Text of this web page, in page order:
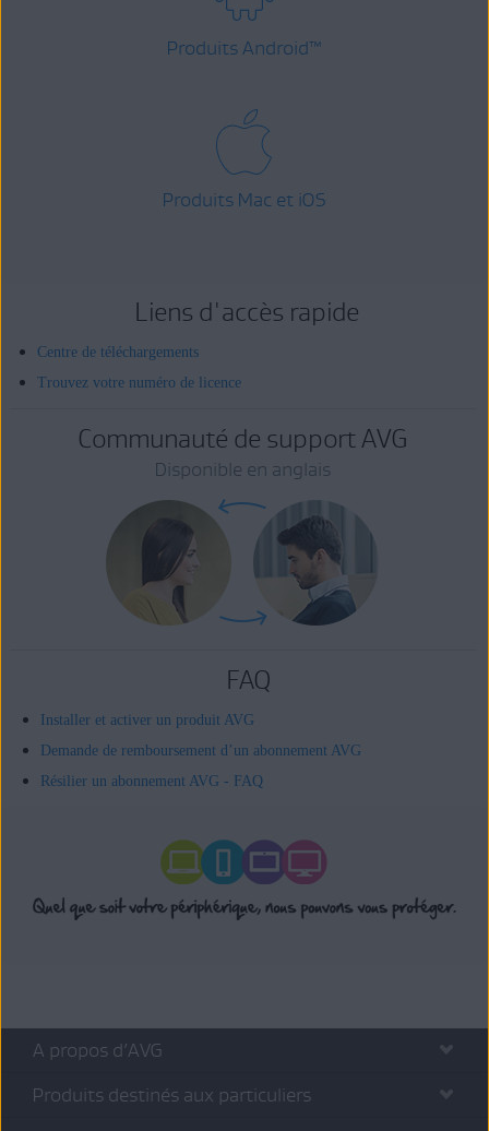
Produits Android™
Produits Mac et iOS
Liens d'accès rapide
Centre de téléchargements
Trouvez votre numéro de licence
Communauté de support AVG
Disponible en anglais
FAQ
Installer et activer un produit AVG
Demande de remboursement d’un abonnement AVG
Résilier un abonnement AVG - FAQ
A propos d’AVG
Produits destinés aux particuliers